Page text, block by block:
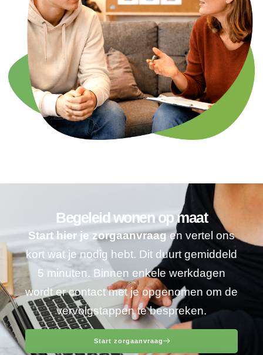
Begeleid wonen op maat
Start hier je zorgaanvraagen vertel ons
kort wat je nodig hebt. Dit duurt gemiddeld
5 minuten. Binnen enkele werkdagen
wordt er contact met je opgenomen om de
vervolgstappen te bespreken.
Start zorgaanvraag